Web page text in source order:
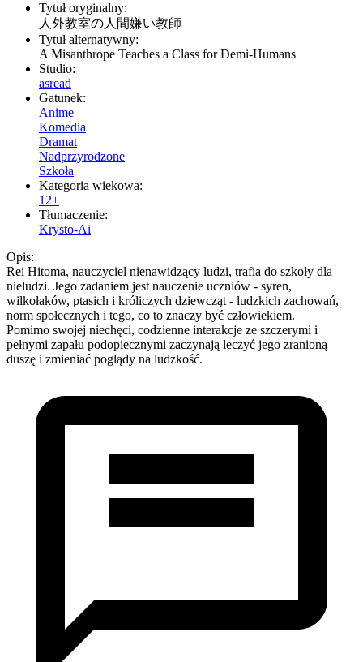
Tytuł oryginalny:
人外教室の人間嫌い教師
Tytuł alternatywny:
A Misanthrope Teaches a Class for Demi-Humans
Studio:
asread
Gatunek:
Anime
Komedia
Dramat
Nadprzyrodzone
Szkoła
Kategoria wiekowa:
12+
Tłumaczenie:
Krysto-Ai
Opis:
Rei Hitoma, nauczyciel nienawidzący ludzi, trafia do szkoły dla
nieludzi. Jego zadaniem jest nauczenie uczniów - syren,
wilkołaków, ptasich i króliczych dziewcząt - ludzkich zachowań,
norm społecznych i tego, co to znaczy być człowiekiem.
Pomimo swojej niechęci, codzienne interakcje ze szczerymi i
pełnymi zapału podopiecznymi zaczynają leczyć jego zranioną
duszę i zmieniać poglądy na ludzkość.